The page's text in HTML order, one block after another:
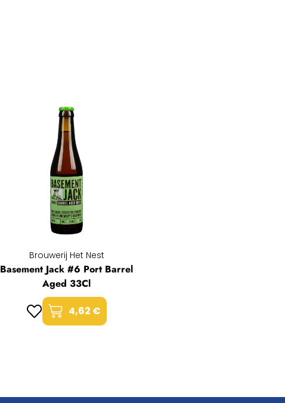
Brouwerij Het Nest
Basement Jack #6 Port Barrel
Aged 33Cl
4,62 €